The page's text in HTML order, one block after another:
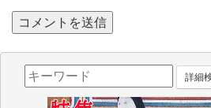
詳細